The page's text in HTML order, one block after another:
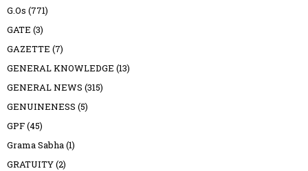
G.Os (771)
GATE (3)
GAZETTE (7)
GENERAL KNOWLEDGE (13)
GENERAL NEWS (315)
GENUINENESS (5)
GPF(45)
Grama Sabha(1)
GRATUITY(2)